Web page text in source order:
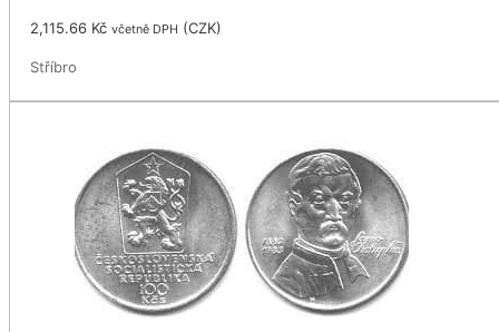
2,115.66 Kč včetně DPH (CZK)
Stříbro